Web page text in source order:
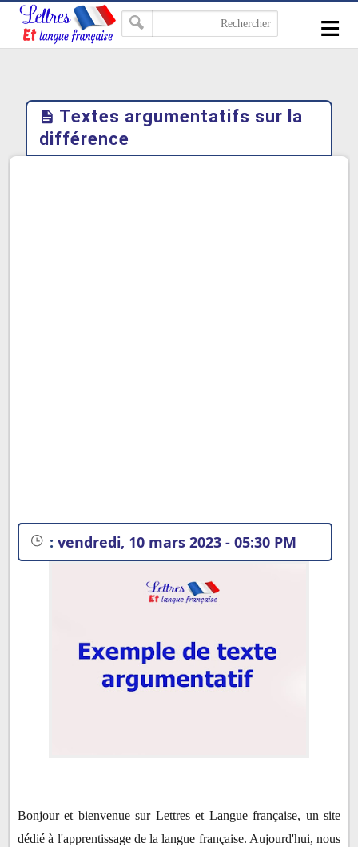
≡
Textes argumentatifs sur la
différence
: vendredi, 10 mars 2023 - 05:30 PM
Voici un exemple de texte argumentatif sur la
différence :
Bonjour et bienvenue sur Lettres et Langue française, un site
dédié à l'apprentissage de la langue française. Aujourd'hui, nous